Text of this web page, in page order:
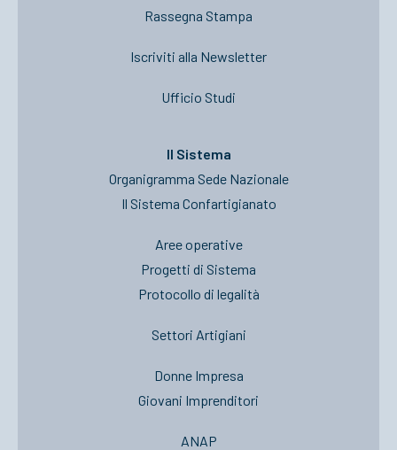
Rassegna Stampa
Iscriviti alla Newsletter
Ufficio Studi
Il Sistema
Organigramma Sede Nazionale
Il Sistema Confartigianato
Aree operative
Progetti di Sistema
Protocollo di legalità
Settori Artigiani
Donne Impresa
Giovani Imprenditori
ANAP